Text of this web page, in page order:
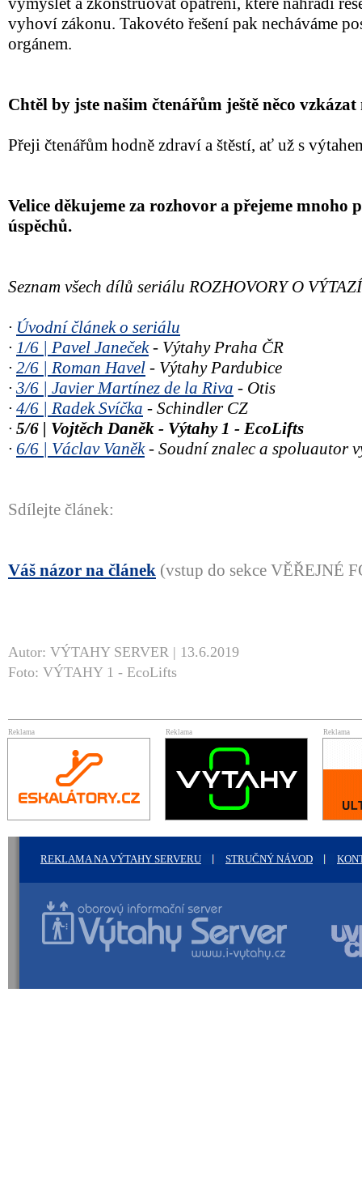
vyhoví zákonu. Takovéto řešení pak necháváme
orgánem.
Chtěl by jste našim čtenářům ještě něco
Přeji čtenářům hodně zdraví a štěstí, ať už s
Velice děkujeme za rozhovor a přejeme mnoho
úspěchů.
Seznam všech dílů seriálu ROZHOVORY O
∙ Úvodní článek o seriálu
∙ 1/6 | Pavel Janeček- Výtahy Praha ČR
∙ 2/6 | Roman Havel - Výtahy Pardubice
∙ 3/6 | Javier Martínez de la Riva - Otis
∙ 4/6 | Radek Svíčka - Schindler CZ
∙ 5/6 | Vojtěch Daněk - Výtahy 1 - EcoLifts
∙ 6/6 | Václav Vaněk- Soudní znalec a spoluautor
Sdílejte článek:
Váš názor na článek (vstup do sekce VĚŘEJNÉ
Autor: VÝTAHY SERVER | 13.6.2019
Foto: VÝTAHY 1 - EcoLifts
Reklama Reklama Reklama
REKLAMA NA VÝTAHY SERVERU STRUČNÝ NÁVOD